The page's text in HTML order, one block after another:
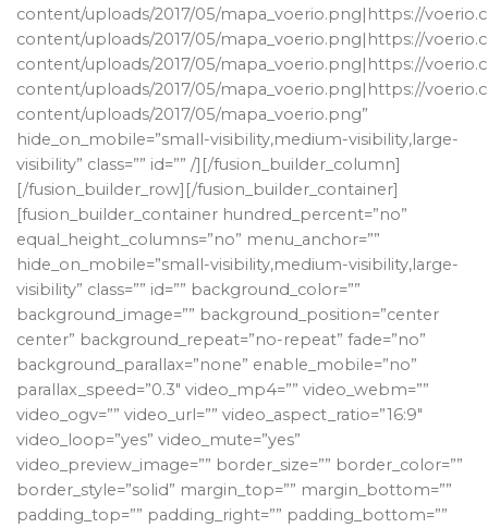
content/uploads/2017/05/mapa_voerio.png|https://
content/uploads/2017/05/mapa_voerio.png|https://
content/uploads/2017/05/mapa_voerio.png|https://
content/uploads/2017/05/mapa_voerio.png|https://
content/uploads/2017/05/mapa_voerio.png”
hide_on_mobile=”small-visibility,medium-visibility,large-
visibility” class=”” id=”” /][/fusion_builder_column]
[/fusion_builder_row][/fusion_builder_container]
[fusion_builder_container hundred_percent=”no”
equal_height_columns=”no” menu_anchor=””
hide_on_mobile=”small-visibility,medium-visibility,large-
visibility” class=”” id=”” background_color=””
background_image=”” background_position=”center
center” background_repeat=”no-repeat” fade=”no”
background_parallax=”none” enable_mobile=”no”
parallax_speed=”0.3″ video_mp4=”” video_webm=””
video_ogv=”” video_url=”” video_aspect_ratio=”16:9″
video_loop=”yes” video_mute=”yes”
video_preview_image=”” border_size=”” border_color=””
border_style=”solid” margin_top=”” margin_bottom=””
padding_top=”” padding_right=”” padding_bottom=””